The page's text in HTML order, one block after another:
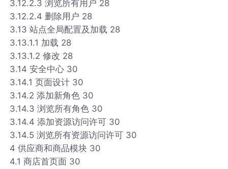
3.12.2.3 浏览所有用户 28
3.12.2.4 删除用户 28
3.13 站点全局配置及加载 28
3.13.1.1 加载 28
3.13.1.2 修改 28
3.14 安全中心 30
3.14.1 页面设计 30
3.14.2 添加新角色 30
3.14.3 浏览所有角色 30
3.14.4 添加资源访问许可 30
3.14.5 浏览所有资源访问许可 30
4 供应商和商品模块 30
4.1 商店首页面 30